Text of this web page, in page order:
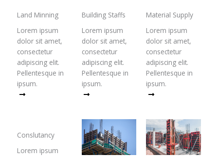
Land Minning
Lorem ipsum
dolor sit amet,
consectetur
adipiscing elit.
Pellentesque in
ipsum.
Building Staffs
Lorem ipsum
dolor sit amet,
consectetur
adipiscing elit.
Pellentesque in
ipsum.
Material Supply
Lorem ipsum
dolor sit amet,
consectetur
adipiscing elit.
Pellentesque in
ipsum.
Conslutancy
Lorem ipsum